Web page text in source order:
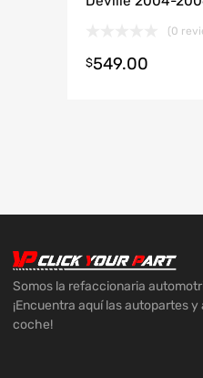
(0
$549.00
Somos la refaccionaria
¡Encuentra aquí las autopartes
coche!